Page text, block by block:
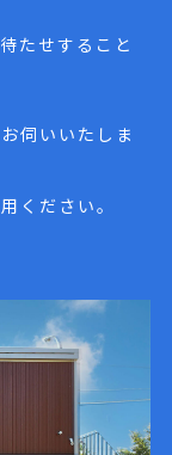
たせすること
伺いいたしま
ください。